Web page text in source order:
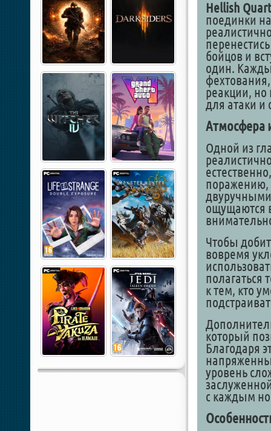
Hellish Quart
поединки
бойцов и
один.
фехтования,
реакции, но
для атаки и
Атмосфера
Одной из
поражению,
ощущаются
Чтобы
вовремя
полагаться
к тем, кто
который
Благодаря
уровень
с каждым